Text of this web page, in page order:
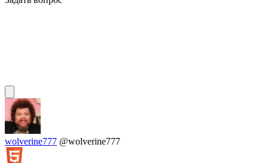
wolverine777 @wolverine777